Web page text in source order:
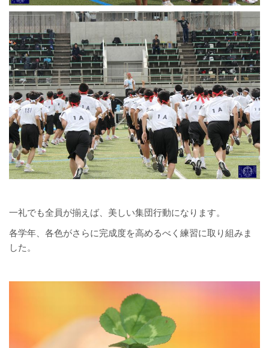
一礼でも全員が揃えば、美しい集団行動になります。
各学年、各色がさらに完成度を高めるべく練習に取り組みま
した。